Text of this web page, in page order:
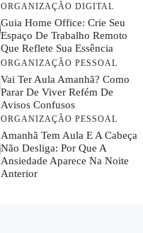
ORGANIZAÇÃO DIGITAL
Guia Home Office: Crie Seu
Espaço De Trabalho Remoto
Que Reflete Sua Essência
ORGANIZAÇÃO PESSOAL
Vai Ter Aula Amanhã? Como
Parar De Viver Refém De
Avisos Confusos
ORGANIZAÇÃO PESSOAL
Amanhã Tem Aula E A Cabeça
Não Desliga: Por Que A
Ansiedade Aparece Na Noite
Anterior